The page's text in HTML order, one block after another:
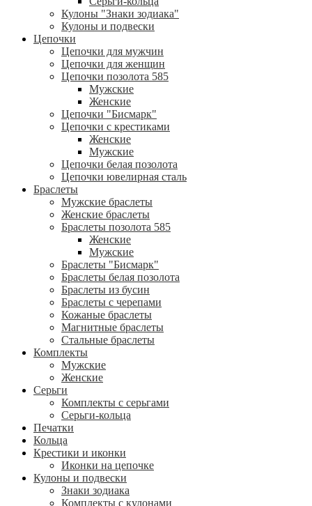
Кулоны "Знаки зодиака"
Кулоны и подвески
Цепочки
Цепочки для мужчин
Цепочки для женщин
Цепочки позолота 585
Мужские
Женские
Цепочки "Бисмарк"
Цепочки с крестиками
Женские
Мужские
Цепочки белая позолота
Цепочки ювелирная сталь
Браслеты
Мужские браслеты
Женские браслеты
Браслеты позолота 585
Женские
Мужские
Браслеты "Бисмарк"
Браслеты белая позолота
Браслеты из бусин
Браслеты с черепами
Кожаные браслеты
Магнитные браслеты
Стальные браслеты
Комплекты
Мужские
Женские
Серьги
Комплекты с серьгами
Серьги-кольца
Печатки
Кольца
Крестики и иконки
Иконки на цепочке
Кулоны и подвески
Знаки зодиака
Комплекты с кулонами